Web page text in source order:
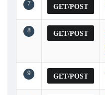
7 GET/POST
8 GET/POST
9 GET/POST